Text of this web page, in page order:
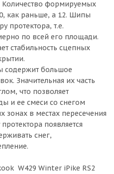
формируемых
как раньше, а 12. Шипы
протектора, т.е.
по всей его площади.
стабильность сцепных
содержит большое
Значительная их часть
что позволяет
и ее смеси со снегом
зонах в местах пересечения
появляется
снег,
W429 Winter iPike RS2